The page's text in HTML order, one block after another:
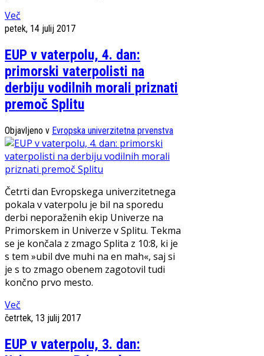
Več
petek, 14 julij 2017
EUP v vaterpolu, 4. dan:
primorski vaterpolisti na
derbiju vodilnih morali priznati
premoč Splitu
Objavljeno v Evropska univerzitetna prvenstva
Četrti dan Evropskega univerzitetnega
pokala v vaterpolu je bil na sporedu
derbi neporaženih ekip Univerze na
Primorskem in Univerze v Splitu. Tekma
se je končala z zmago Splita z 10:8, ki je
s tem »ubil dve muhi na en mah«, saj si
je s to zmago obenem zagotovil tudi
končno prvo mesto.
Več
četrtek, 13 julij 2017
EUP v vaterpolu, 3. dan: